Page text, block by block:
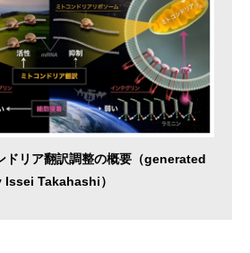
ドリア翻訳調整の概要（generated
Issei Takahashi）